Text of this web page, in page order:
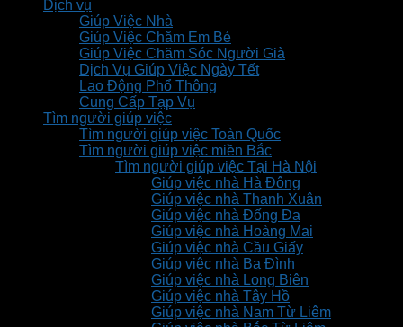
Dịch vụ
Giúp Việc Nhà
Giúp Việc Chăm Em Bé
Giúp Việc Chăm Sóc Người Già
Dịch Vụ Giúp Việc Ngày Tết
Lao Động Phổ Thông
Cung Cấp Tạp Vụ
Tìm người giúp việc
Tìm người giúp việc Toàn Quốc
Tìm người giúp việc miền Bắc
Tìm người giúp việc Tại Hà Nội
Giúp việc nhà Hà Đông
Giúp việc nhà Thanh Xuân
Giúp việc nhà Đống Đa
Giúp việc nhà Hoàng Mai
Giúp việc nhà Cầu Giấy
Giúp việc nhà Ba Đình
Giúp việc nhà Long Biên
Giúp việc nhà Tây Hồ
Giúp việc nhà Nam Từ Liêm